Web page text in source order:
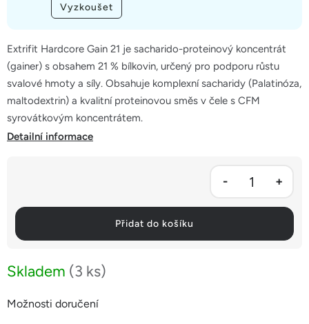
Skladem (3 ks)
Možnosti doručení
Přidat do košíku
Extrifit Hardcore Gain 21 je sacharido-proteinový koncentrát
(gainer) s obsahem 21 % bílkovin, určený pro podporu růstu
svalové hmoty a síly. Obsahuje komplexní sacharidy (Palatinóza,
maltodextrin) a kvalitní proteinovou směs v čele s CFM
syrovátkovým koncentrátem.
Vyzkoušet
Detailní informace